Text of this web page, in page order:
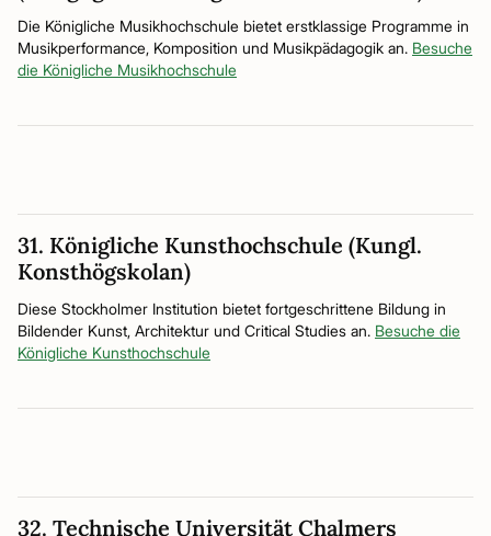
Die Königliche Musikhochschule bietet erstklassige Programme in
Musikperformance, Komposition und Musikpädagogik an. Besuche
die Königliche Musikhochschule
31. Königliche Kunsthochschule (Kungl.
Konsthögskolan)
Diese Stockholmer Institution bietet fortgeschrittene Bildung in
Bildender Kunst, Architektur und Critical Studies an. Besuche die
Königliche Kunsthochschule
32. Technische Universität Chalmers